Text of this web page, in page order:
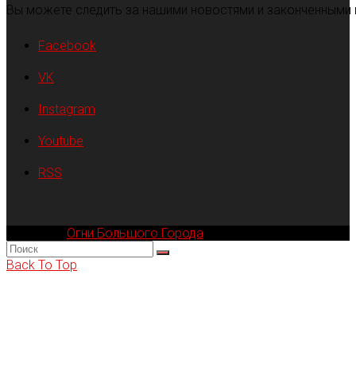
Вы можете следить за нашими новостями и
Facebook
VK
Instagram
Youtube
RSS
Огни Большого Города
Back To Top